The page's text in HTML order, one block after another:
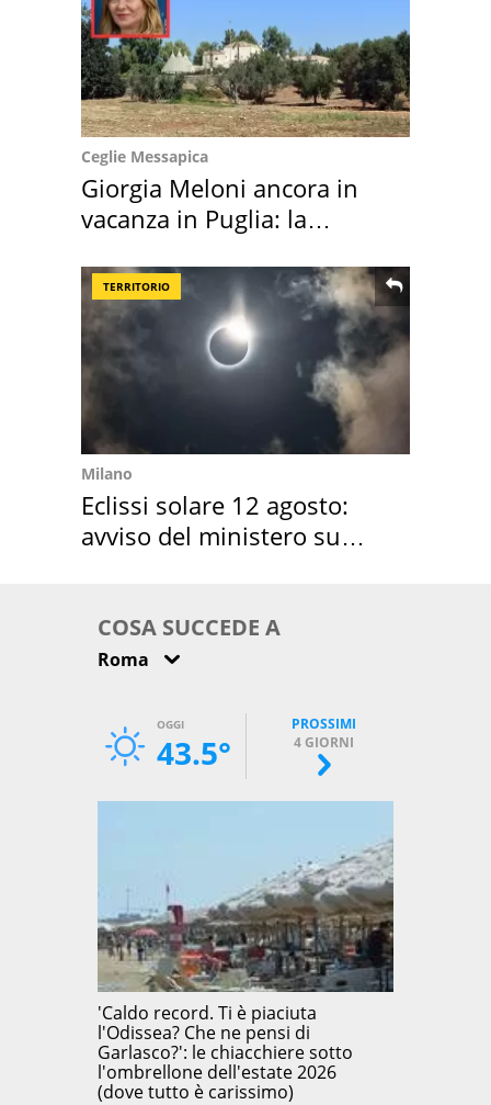
Ceglie Messapica
Giorgia Meloni ancora in
vacanza in Puglia: la
TERRITORIO
Milano
Eclissi solare 12 agosto:
avviso del ministero su